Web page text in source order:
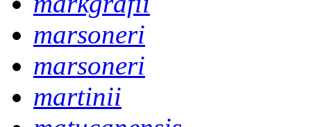
marsoneri
marsoneri
martinii